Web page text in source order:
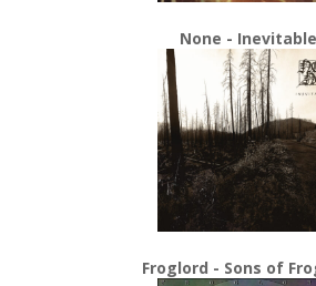
None - Inevitable
Froglord - Sons of